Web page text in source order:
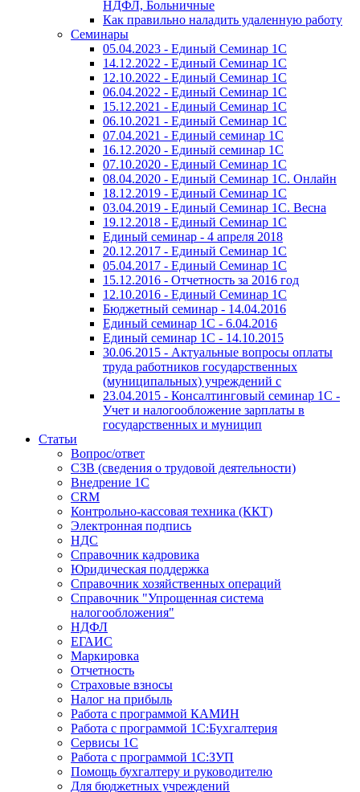
НДФЛ, Больничные
Как правильно наладить удаленную работу
Семинары
05.04.2023 - Единый Семинар 1С
14.12.2022 - Единый Семинар 1С
12.10.2022 - Единый Семинар 1С
06.04.2022 - Единый Семинар 1С
15.12.2021 - Единый Семинар 1С
06.10.2021 - Единый Семинар 1С
07.04.2021 - Единый семинар 1С
16.12.2020 - Единый семинар 1С
07.10.2020 - Единый Семинар 1С
08.04.2020 - Единый Семинар 1С. Онлайн
18.12.2019 - Единый Семинар 1С
03.04.2019 - Единый Семинар 1С. Весна
19.12.2018 - Единый Семинар 1С
Единый семинар - 4 апреля 2018
20.12.2017 - Единый Семинар 1С
05.04.2017 - Единый Семинар 1С
15.12.2016 - Отчетность за 2016 год
12.10.2016 - Единый Семинар 1С
Бюджетный семинар - 14.04.2016
Единый семинар 1С - 6.04.2016
Единый семинар 1С - 14.10.2015
30.06.2015 - Актуальные вопросы оплаты
труда работников государственных
(муниципальных) учреждений с
23.04.2015 - Консалтинговый семинар 1С -
Учет и налогообложение зарплаты в
государственных и муницип
Статьи
Вопрос/ответ
СЗВ (сведения о трудовой деятельности)
Внедрение 1С
CRM
Контрольно-кассовая техника (ККТ)
Электронная подпись
НДС
Справочник кадровика
Юридическая поддержка
Справочник хозяйственных операций
Справочник "Упрощенная система
налогообложения"
НДФЛ
ЕГАИС
Маркировка
Отчетность
Страховые взносы
Налог на прибыль
Работа с программой КАМИН
Работа с программой 1С:Бухгалтерия
Сервисы 1С
Работа с программой 1С:ЗУП
Помощь бухгалтеру и руководителю
Для бюджетных учреждений